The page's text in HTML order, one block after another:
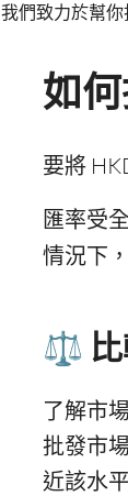
我們致力於幫
如
要將
匯率受
情況下
⚖️ 比
了解市
批發市
近該水